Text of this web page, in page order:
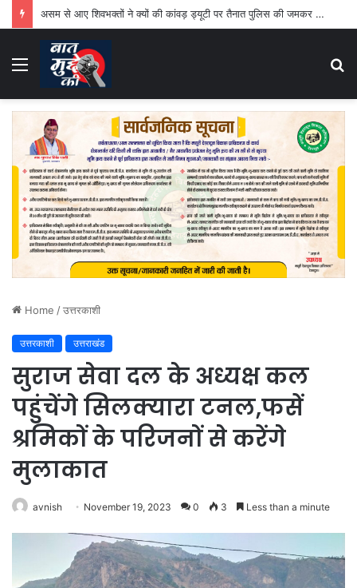
असम से आए शिवभक्तों ने क्यों की कांवड़ ड्यूटी पर तैनात पुलिस की जमकर तारीफ
Menu
Home /उत्तरकाशी
उत्तरकाशी उत्तराखंड
सुराज सेवा दल के अध्यक्ष कल
पहुंचेंगे सिलक्यारा टनल,फसें
श्रमिकों के परिजनों से करेंगे
मुलाकात
avnish November 19, 2023 0 3 Less than a minute